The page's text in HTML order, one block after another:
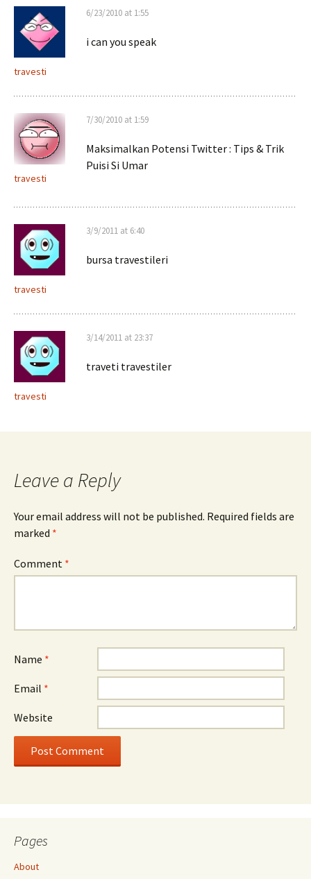
travesti
6/23/2010 at 1:55
i can you speak
travesti
7/30/2010 at 1:59
Maksimalkan Potensi Twitter : Tips & Trik
Puisi Si Umar
travesti
3/9/2011 at 6:40
bursa travestileri
travesti
3/14/2011 at 23:37
traveti travestiler
Leave a Reply
Your email address will not be published. Required fields are
marked *
Comment *
Name *
Email *
Website
Pages
About